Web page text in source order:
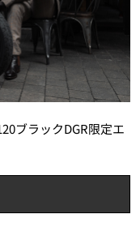
ブラックDGR限定エ